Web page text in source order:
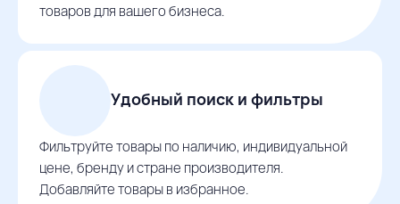
товаров для вашего бизнеса.
Удобный поиск и фильтры
Фильтруйте товары по наличию, индивидуальной
цене, бренду и стране производителя.
Добавляйте товары в избранное.